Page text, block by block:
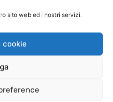
sito web ed i nostri servizi.
a performance
uncoro gospelper
importante.
oggi